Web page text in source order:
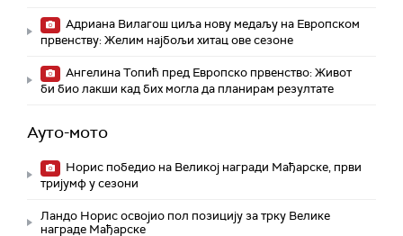
Адриана Вилагош циља нову медаљу на Европском
првенству: Желим најбољи хитац ове сезоне
Ангелина Топић пред Европско првенство: Живот
би био лакши кад бих могла да планирам резултате
Ауто-мото
Норис победио на Великој награди Мађарске, први
тријумф у сезони
Ландо Норис освојио пол позицију за трку Велике
награде Мађарске